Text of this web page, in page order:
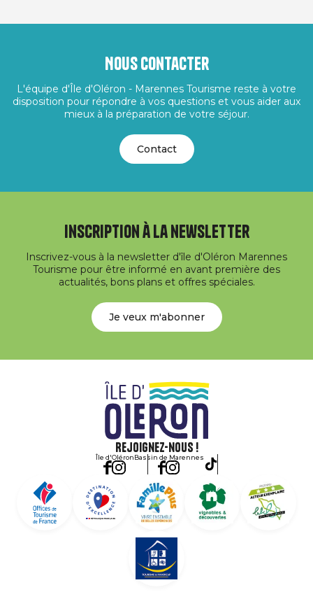
Nous contacter
L'équipe d'Île d'Oléron - Marennes Tourisme reste à votre
disposition pour répondre à vos questions et vous aider aux
mieux à la préparation de votre séjour.
Contact
Inscription à la newsletter
Inscrivez-vous à la newsletter d'île d'Oléron Marennes
Tourisme pour être informé en avant première des
actualités, bons plans et offres spéciales.
Je veux m'abonner
Rejoignez-nous !
Île d'OléronBassin de Marennes